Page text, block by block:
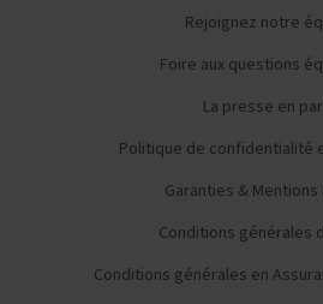
Rejoignez notre
Foire aux questions
La presse en
Politique de confidentialité
Garanties &
Conditions générales
Conditions générales en